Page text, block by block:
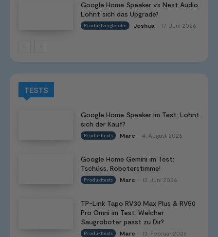
Google Home Speaker vs Nest Audio:
Lohnt sich das Upgrade?
Produktvergleiche Joshua 17. Juni 2026
TESTS
Google Home Speaker im Test: Lohnt
sich der Kauf?
Produkttests Marc 4. August 2026
Google Home Gemini im Test:
Tschüss, Roboterstimme!
Produkttests Marc 12. Juni 2026
TP-Link Tapo RV30 Max Plus & RV50
Pro Omni im Test: Welcher
Saugroboter passt zu Dir?
Produkttests Marc 13. Februar 2026